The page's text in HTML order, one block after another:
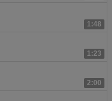
1:48
1:23
2:00